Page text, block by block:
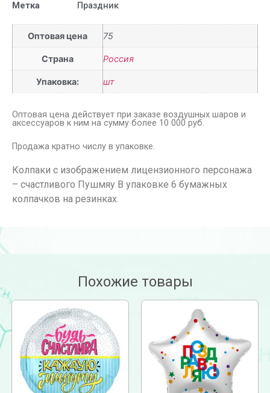
Метка
Праздник
Оптовая цена 75
Страна Россия
Упаковка: шт
Оптовая цена действует при заказе воздушных шаров и
аксессуаров к ним на сумму более 10 000 руб.
Продажа кратно числу в упаковке.
Колпаки с изображением лицензионного персонажа
– счастливого Пушмяу В упаковке 6 бумажных
колпачков на резинках.
Похожие товары